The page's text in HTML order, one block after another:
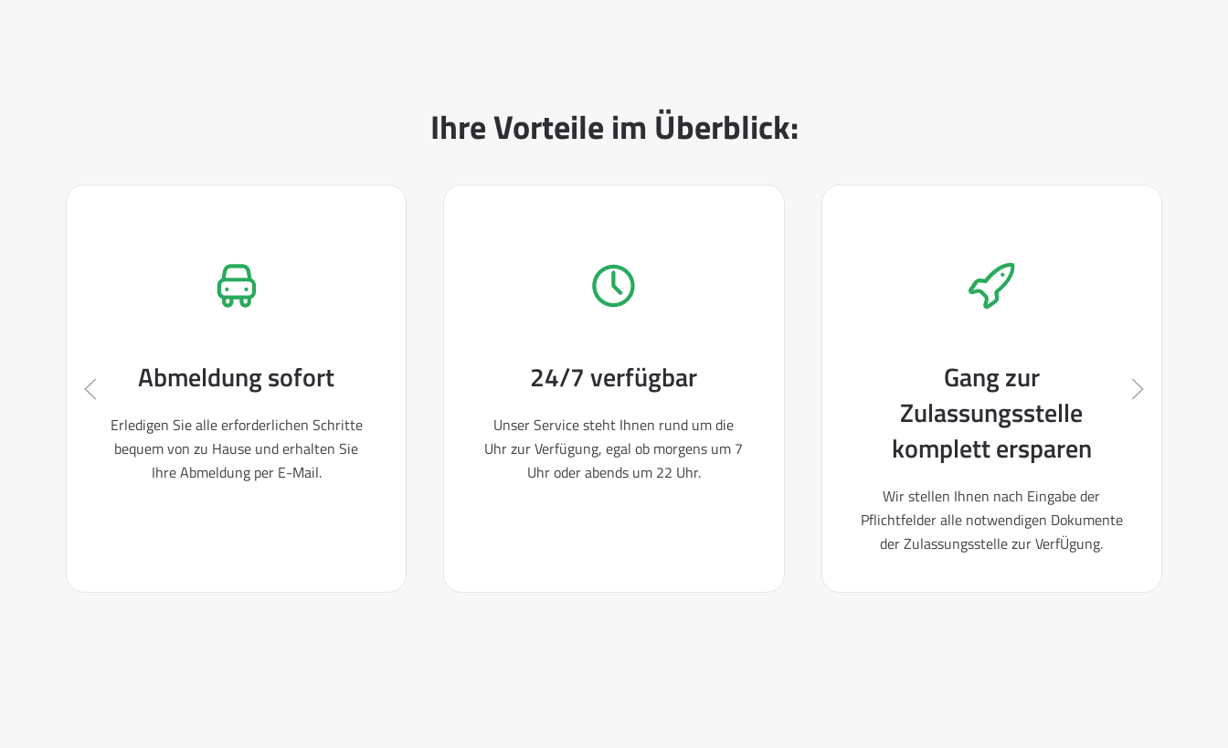
Ihre Vorteile im Überblick:
Abmeldung sofort
Erledigen Sie alle erforderlichen Schritte
bequem von zu Hause und erhalten Sie
Ihre Abmeldung per E-Mail.
24/7 verfügbar
Unser Service steht Ihnen rund um die
Uhr zur Verfügung, egal ob morgens um 7
Uhr oder abends um 22 Uhr.
Gang zur
Zulassungsstelle
komplett ersparen
Wir stellen Ihnen nach Eingabe der
Pflichtfelder alle notwendigen Dokumente
der Zulassungsstelle zur VerfÜgung.